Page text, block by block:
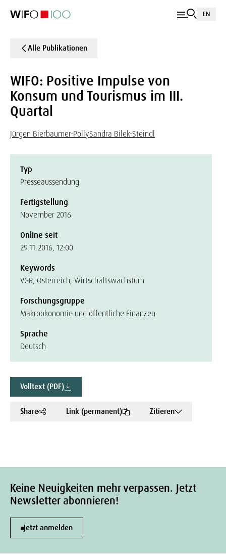
EN
Alle Publikationen
WIFO: Positive Impulse von
Konsum und Tourismus im III.
Quartal
Jürgen Bierbaumer-PollySandra Bilek-Steindl
Typ
Presseaussendung
Fertigstellung
November 2016
Online seit
29.11.2016, 12:00
Keywords
VGR, Österreich, Wirtschaftswachstum
Forschungsgruppe
Makroökonomie und öffentliche Finanzen
Sprache
Deutsch
Volltext (PDF)
Share Link (permanent) Zitieren
Keine Neuigkeiten mehr verpassen. Jetzt
Newsletter abonnieren!
Jetzt anmelden